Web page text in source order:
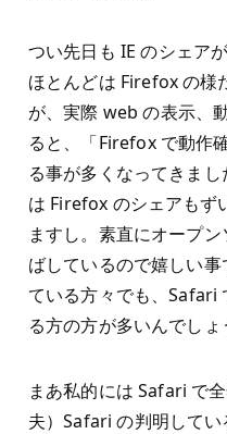
つい先日も IE のシェア
ほとんどは Firefox の様
が、実際 web の表示、
ると、「Firefox で動作
る事が多くなってきま
は Firefox のシェアもず
ますし。素直にオープ
ばしているので嬉しい
ている方々でも、Safari
る方の方が多いんでしょ
まあ私的には Safari で
夫）Safari の判明して